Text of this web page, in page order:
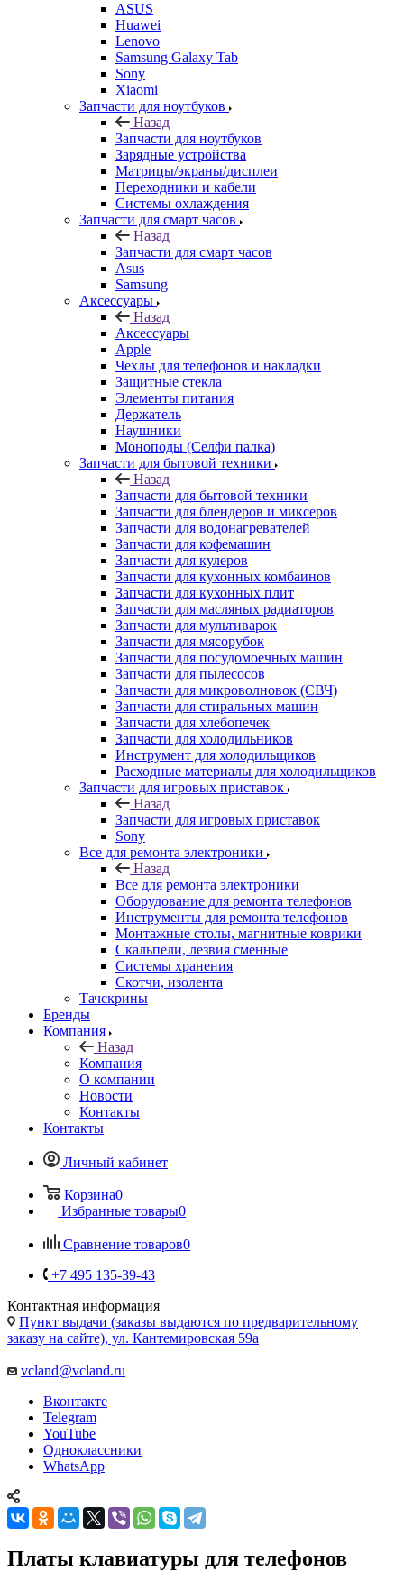
ASUS
Huawei
Lenovo
Samsung Galaxy Tab
Sony
Xiaomi
Запчасти для ноутбуков
Назад
Запчасти для ноутбуков
Зарядные устройства
Матрицы/экраны/дисплеи
Переходники и кабели
Системы охлаждения
Запчасти для смарт часов
Назад
Запчасти для смарт часов
Asus
Samsung
Аксессуары
Назад
Аксессуары
Apple
Чехлы для телефонов и накладки
Защитные стекла
Элементы питания
Держатель
Наушники
Моноподы (Селфи палка)
Запчасти для бытовой техники
Назад
Запчасти для бытовой техники
Запчасти для блендеров и миксеров
Запчасти для водонагревателей
Запчасти для кофемашин
Запчасти для кулеров
Запчасти для кухонных комбаинов
Запчасти для кухонных плит
Запчасти для масляных радиаторов
Запчасти для мультиварок
Запчасти для мясорубок
Запчасти для посудомоечных машин
Запчасти для пылесосов
Запчасти для микроволновок (СВЧ)
Запчасти для стиральных машин
Запчасти для хлебопечек
Запчасти для холодильников
Инструмент для холодильщиков
Расходные материалы для холодильщиков
Запчасти для игровых приставок
Назад
Запчасти для игровых приставок
Sony
Все для ремонта электроники
Назад
Все для ремонта электроники
Оборудование для ремонта телефонов
Инструменты для ремонта телефонов
Монтажные столы, магнитные коврики
Скальпели, лезвия сменные
Системы хранения
Скотчи, изолента
Тачскрины
Бренды
Компания
Назад
Компания
О компании
Новости
Контакты
Контакты
Личный кабинет
Корзина0
Избранные товары0
Сравнение товаров0
+7 495 135-39-43
Контактная информация
Пункт выдачи (заказы выдаются по предварительному
заказу на сайте), ул. Кантемировская 59а
vcland@vcland.ru
Вконтакте
Telegram
YouTube
Одноклассники
WhatsApp
Платы клавиатуры для телефонов